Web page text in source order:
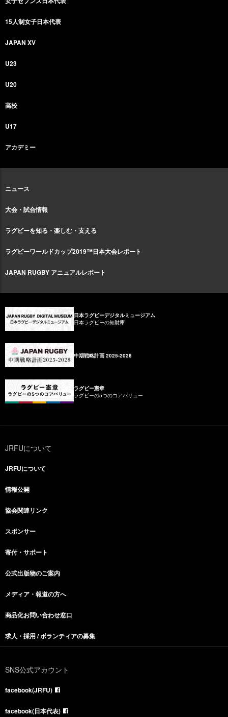
15人制女子日本代表
JAPAN XV
U23
U20
高校
U17
アカデミー
ニュース
大会・試合情報
ラグビーを知る・楽しむ・支える
ラグビーワールドカップ2019™日本大会レポート
JAPAN RUGBY アニュアルレポート
日本ラグビーデジタルミュージアム
日本ラグビーの知財庫
中期戦略計画 2025-2028
ラグビー憲章
ラグビーの5つのコアバリュー
JRFUについて
JRFUについて
情報公開
協会関連リンク
スポンサー
寄付・サポート
公式出版物のご案内
メディア・報道の方へ
商品化お問い合わせ窓口
求人・採用 / ボランティアの募集
SNS公式アカウント
facebook(JRFU)
facebook(日本代表)